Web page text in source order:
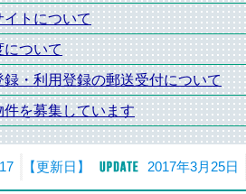
トについて
について
・利用登録の郵送受付について
を募集しています
【更新日】 2017年3月25日